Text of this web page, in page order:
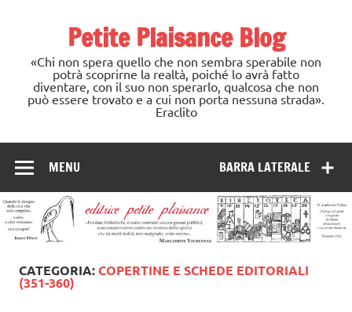
Petite Plaisance Blog
«Chi non spera quello che non sembra sperabile non
potrà scoprirne la realtà, poiché lo avrà fatto
diventare, con il suo non sperarlo, qualcosa che non
può essere trovato e a cui non porta nessuna strada».
Eraclito
BARRA LATERALE
MENU
CATEGORIA:COPERTINE E SCHEDE EDITORIALI
(351-360)